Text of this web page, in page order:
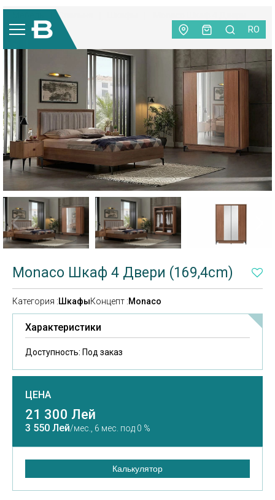
RO
Спальня
(169,4cm)
Monaco Шкаф 4 Двери (169,4cm)
Категория :ШкафыКонцепт :Monaco
Характеристики
Доступность: Под заказ
ЦЕНА
21 300 Лей
3 550 Лей/мес., 6 мес. под 0 %
Калькулятор